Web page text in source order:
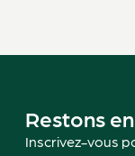
Restons
Inscrivez-vous